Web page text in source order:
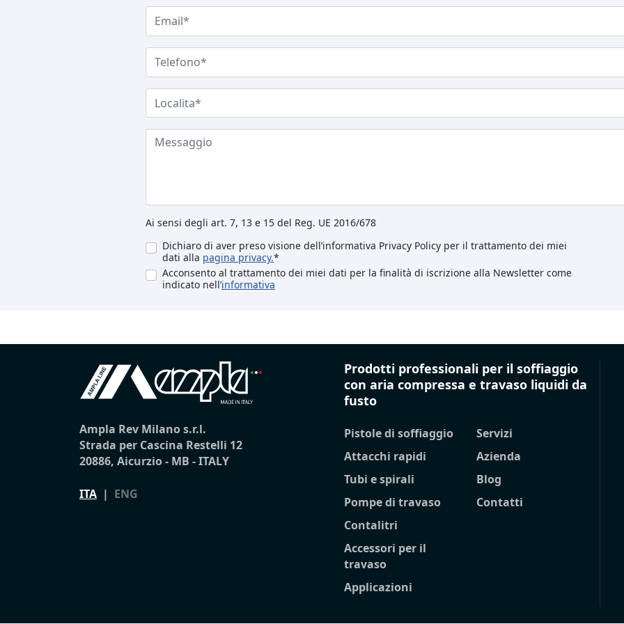
Ai sensi degli art. 7, 13 e 15 del Reg. UE 2016/678
Dichiaro di aver preso visione dell’informativa Privacy Policy per il trattamento dei miei
dati alla pagina privacy.*
Acconsento al trattamento dei miei dati per la finalità di iscrizione alla Newsletter come
indicato nell’informativa
Ampla Rev Milano s.r.l.
Strada per Cascina Restelli 12
20886, Aicurzio - MB - ITALY
ITA | ENG
Prodotti professionali per il soffiaggio
con aria compressa e travaso liquidi da
fusto
Pistole di soffiaggio
Attacchi rapidi
Tubi e spirali
Pompe di travaso
Contalitri
Accessori per il
travaso
Applicazioni
Servizi
Azienda
Blog
Contatti